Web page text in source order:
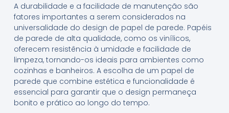
A durabilidade e a facilidade de manutenção são
fatores importantes a serem considerados na
universalidade do design de papel de parede. Papéis
de parede de alta qualidade, como os vinílicos,
oferecem resistência à umidade e facilidade de
limpeza, tornando-os ideais para ambientes como
cozinhas e banheiros. A escolha de um papel de
parede que combine estética e funcionalidade é
essencial para garantir que o design permaneça
bonito e prático ao longo do tempo.